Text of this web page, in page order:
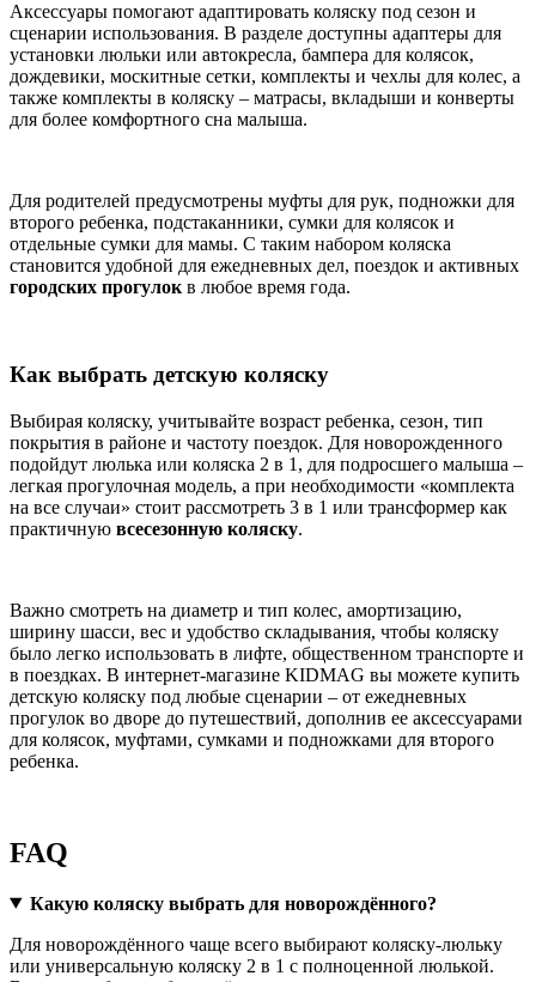
Аксессуары помогают адаптировать коляску под сезон и
сценарии использования. В разделе доступны адаптеры для
установки люльки или автокресла, бампера для колясок,
дождевики, москитные сетки, комплекты и чехлы для колес, а
также комплекты в коляску – матрасы, вкладыши и конверты
для более комфортного сна малыша.
Для родителей предусмотрены муфты для рук, подножки для
второго ребенка, подстаканники, сумки для колясок и
отдельные сумки для мамы. С таким набором коляска
становится удобной для ежедневных дел, поездок и активных
городских прогулок в любое время года.
Как выбрать детскую коляску
Выбирая коляску, учитывайте возраст ребенка, сезон, тип
покрытия в районе и частоту поездок. Для новорожденного
подойдут люлька или коляска 2 в 1, для подросшего малыша –
легкая прогулочная модель, а при необходимости «комплекта
на все случаи» стоит рассмотреть 3 в 1 или трансформер как
практичную всесезонную коляску.
Важно смотреть на диаметр и тип колес, амортизацию,
ширину шасси, вес и удобство складывания, чтобы коляску
было легко использовать в лифте, общественном транспорте и
в поездках. В интернет-магазине KIDMAG вы можете купить
детскую коляску под любые сценарии – от ежедневных
прогулок во дворе до путешествий, дополнив ее аксессуарами
для колясок, муфтами, сумками и подножками для второго
ребенка.
FAQ
Какую коляску выбрать для новорождённого?
Для новорождённого чаще всего выбирают коляску-люльку
или универсальную коляску 2 в 1 с полноценной люлькой.